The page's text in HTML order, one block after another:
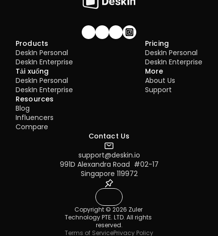
Join our community!
Products
DeskIn Personal
DeskIn Enterprise
Tải xuống
DeskIn Personal
DeskIn Enterprise
Pricing
DeskIn Personal
DeskIn Enterprise
More
About Us
Support
Resources
Blog
Influencers
Compare
Contact Us
support@deskin.io
991D Alexandra Road  #02-17
Singapore 119972
Copyright © 2026 Zuler
Technology PTE. LTD. All rights
reserved.
Terms of ServicePrivacy Policy